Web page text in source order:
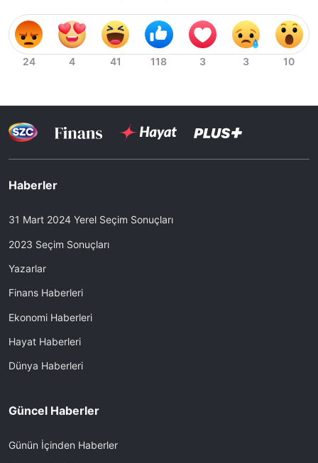
Haberler
31 Mart 2024 Yerel Seçim Sonuçları
2023 Seçim Sonuçları
Yazarlar
Finans Haberleri
Ekonomi Haberleri
Hayat Haberleri
Dünya Haberleri
Güncel Haberler
Günün İçinden Haberler